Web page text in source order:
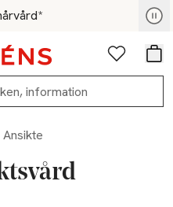
- Shoppa nu
Favoriter
Ansikte